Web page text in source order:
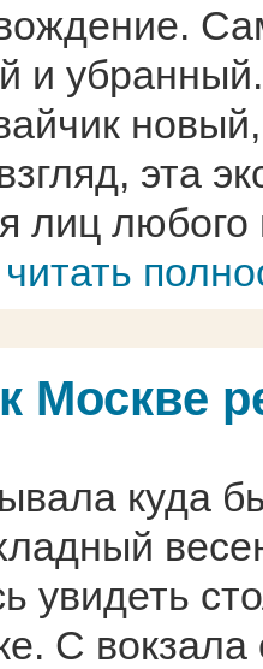
и
эта
лиц
читать
Москве
куда
увидеть
С вокзала